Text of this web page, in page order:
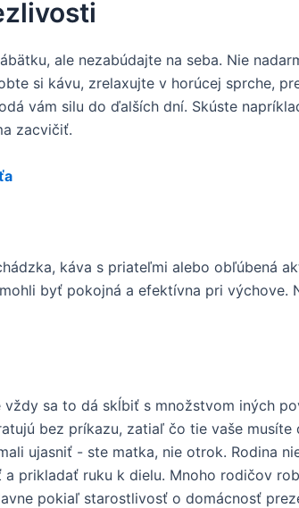
ale nezabúdajte na seba. Nie
si kávu, zrelaxujte v horúcej sprche,
vám silu do ďalších dní. Skúste
zacvičiť.
káva s priateľmi alebo obľúbená
byť pokojná a efektívna pri výchove.
sa to dá skĺbiť s množstvom iných
bez príkazu, zatiaľ čo tie vaše
ujasniť - ste matka, nie otrok. Rodina
prikladať ruku k dielu. Mnoho rodičov
pokiaľ starostlivosť o domácnosť